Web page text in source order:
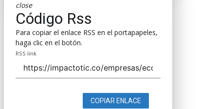
close
Código Rss
Para copiar el enlace RSS en el portapapeles,
haga clic en el botón.
RSS link
COPIAR ENLACE